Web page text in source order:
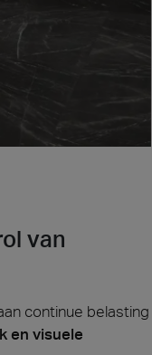
van
continue belasting
en visuele